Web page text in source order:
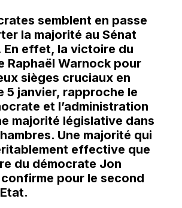
semblent en passe
la majorité au Sénat
En effet, la victoire du
Raphaël Warnock pour
sièges cruciaux en
5 janvier, rapproche le
et l’administration
majorité législative dans
Une majorité qui
effective que
du démocrate Jon
pour le second